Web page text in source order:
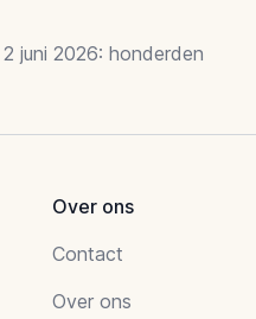
juni 2026: honderden
Over ons
Contact
Over ons